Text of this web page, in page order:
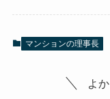
マンションの理事長
よ